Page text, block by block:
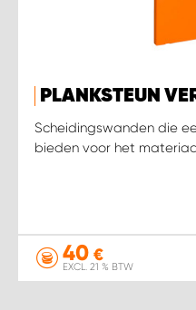
PLANKSTEUN
Scheidingswanden die
bieden voor het
40 €
EXCL. 21 % BTW